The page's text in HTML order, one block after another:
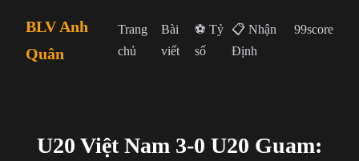
BLV Anh
Quân
Trang
chủ
Bài
viết
⚽ Tỷ
số
📋 Nhận
Định
99score
U20 Việt Nam 3-0 U20 Guam: